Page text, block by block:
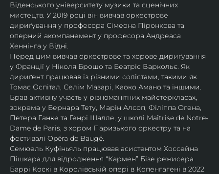
Віденського університету музики та сценічних
мистецтв. У 2019 році він вивчав оркестрове
дириґування у професора Сімеона Піронкова та
оперний акомпанемент у професора Андреаса
Хеннінга у Відні.
Перед цим вивчав оркестрове та хорове дириґування
у Франції у Ніколя Брошо та Беатріс Варкольє. Як
дириґент працював із різними солістами, такими як
Томас Оспітал, Селім Мазарі, Каоко Амано та іншими.
Брав активну участь у різноманітних майстеркласах,
зокрема у Бернара Тету, Марін Алсоп, Філіппа Огена,
Петера Ганке та Генрі Шалле, у школі Maîtrise de Notre-
Dame de Paris, з хором Паризького оркестру та на
фестивалі Opéra de Baugé.
Семюель Куфіньяль працював асистентом Хоссейна
Пішкара для відродження “Кармен” Бізе режисера
Баррі Коскі в Королівській опері в Копенгагені в 2022